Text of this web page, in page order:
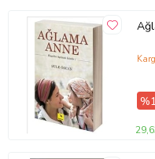
Tanıtım Metni
Baskı Boyutu14 x 21 cm
Baskı Sayısı 1.Baskı
Baskı Tarihi Mart 2017
Çevirmen
Mehmet Burak